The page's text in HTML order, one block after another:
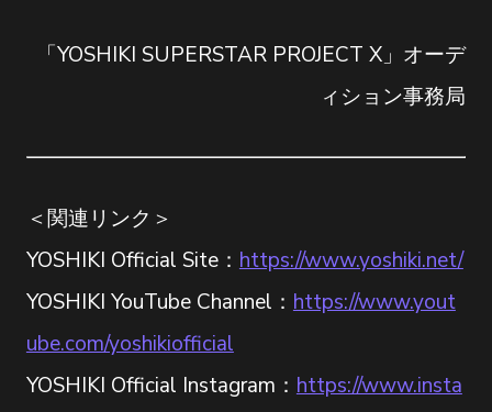
「YOSHIKI SUPERSTAR PROJECT X」オーデ
ィション事務局
＜関連リンク＞
YOSHIKI Official Site：https://www.yoshiki.net/
YOSHIKI YouTube Channel：https://www.yout
ube.com/yoshikiofficial
YOSHIKI Official Instagram：https://www.insta